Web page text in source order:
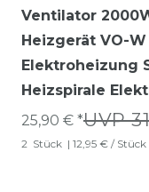
Ventilator
Heizgerät VO-
Elektroheizung
Heizspirale
UVP
25,90 € *
2 Stück | 12,95 € / Stück